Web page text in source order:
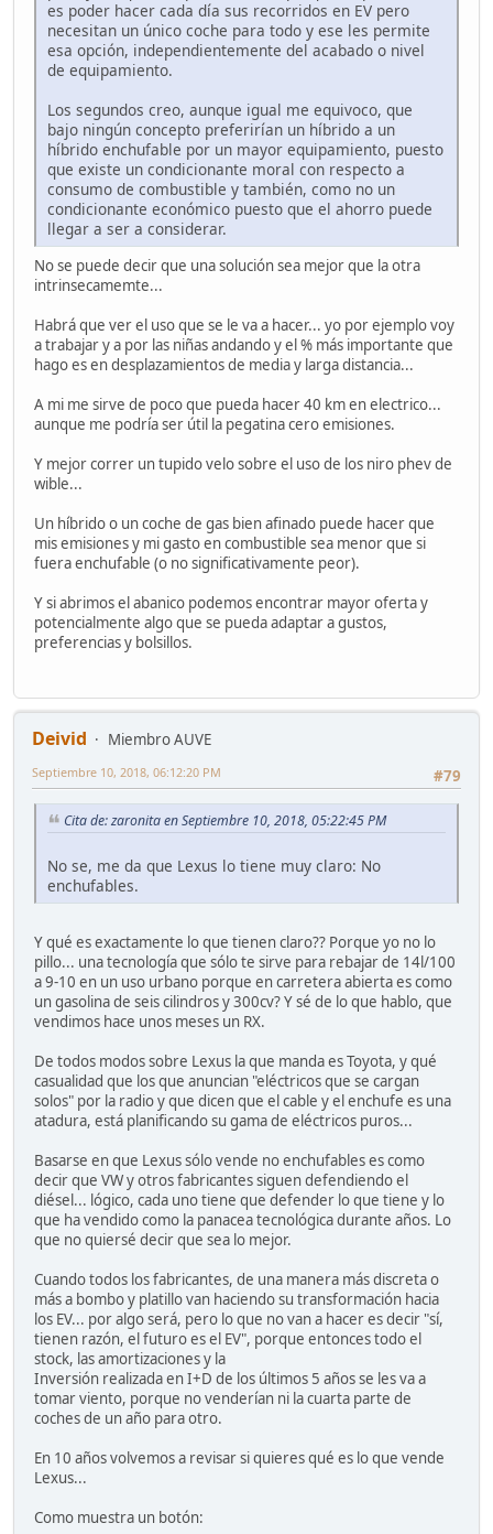
es poder hacer cada día sus recorridos en EV pero
necesitan un único coche para todo y ese les permite
esa opción, independientemente del acabado o nivel
de equipamiento.
Los segundos creo, aunque igual me equivoco, que
bajo ningún concepto preferirían un híbrido a un
híbrido enchufable por un mayor equipamiento, puesto
que existe un condicionante moral con respecto a
consumo de combustible y también, como no un
condicionante económico puesto que el ahorro puede
llegar a ser a considerar.
No se puede decir que una solución sea mejor que la otra
intrinsecamemte...
Habrá que ver el uso que se le va a hacer... yo por ejemplo voy
a trabajar y a por las niñas andando y el % más importante que
hago es en desplazamientos de media y larga distancia...
A mi me sirve de poco que pueda hacer 40 km en electrico...
aunque me podría ser útil la pegatina cero emisiones.
Y mejor correr un tupido velo sobre el uso de los niro phev de
wible...
Un híbrido o un coche de gas bien afinado puede hacer que
mis emisiones y mi gasto en combustible sea menor que si
fuera enchufable (o no significativamente peor).
Y si abrimos el abanico podemos encontrar mayor oferta y
potencialmente algo que se pueda adaptar a gustos,
preferencias y bolsillos.
Deivid
Miembro AUVE
#79
Septiembre 10, 2018, 06:12:20 PM
Cita de: zaronita en Septiembre 10, 2018, 05:22:45 PM
No se, me da que Lexus lo tiene muy claro: No
enchufables.
Y qué es exactamente lo que tienen claro?? Porque yo no lo
pillo... una tecnología que sólo te sirve para rebajar de 14l/100
a 9-10 en un uso urbano porque en carretera abierta es como
un gasolina de seis cilindros y 300cv? Y sé de lo que hablo, que
vendimos hace unos meses un RX.
De todos modos sobre Lexus la que manda es Toyota, y qué
casualidad que los que anuncian "eléctricos que se cargan
solos" por la radio y que dicen que el cable y el enchufe es una
atadura, está planificando su gama de eléctricos puros...
Basarse en que Lexus sólo vende no enchufables es como
decir que VW y otros fabricantes siguen defendiendo el
diésel... lógico, cada uno tiene que defender lo que tiene y lo
que ha vendido como la panacea tecnológica durante años. Lo
que no quiersé decir que sea lo mejor.
Cuando todos los fabricantes, de una manera más discreta o
más a bombo y platillo van haciendo su transformación hacia
los EV... por algo será, pero lo que no van a hacer es decir "sí,
tienen razón, el futuro es el EV", porque entonces todo el
stock, las amortizaciones y la
Inversión realizada en I+D de los últimos 5 años se les va a
tomar viento, porque no venderían ni la cuarta parte de
coches de un año para otro.
En 10 años volvemos a revisar si quieres qué es lo que vende
Lexus...
Como muestra un botón: